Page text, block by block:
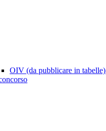
OIV (da pubblicare in tabelle)